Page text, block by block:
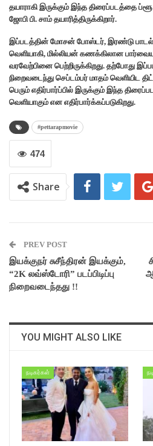
தயாராகி இருக்கும் இந்த திரைப்படத்தை ப்ளூ
ஜோபி பி. சாம் தயாரித்திருக்கிறார்.
இப்படத்தின் மோசன் போஸ்டர், இரண்டு
வெளியாகி, மில்லியன் கணக்கிலான
வரவேற்பினை பெற்றிருக்கிறது. தற்போது
நிறைவடைந்து செப்டம்பர் மாதம் வெளியிட
பெரும் எதிர்பார்ப்பில் இருக்கும் இந்த
வெளியாகும் என எதிர்பார்க்கப்படுகிறது.
#pettarapmovie
474
Share
PREV POST
இயக்குநர் சுசீந்திரன் இயக்கும்,
“2K லவ்ஸ்டோரி” படப்பிடிப்பு
நிறைவடைந்தது !!
YOU MIGHT ALSO LIKE
நடிகர்கள்